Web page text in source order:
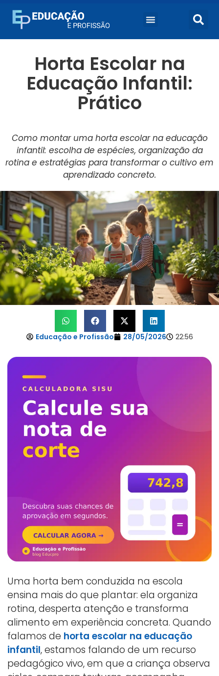
Horta Escolar na
Educação Infantil:
Prático
Como montar uma horta escolar na educação
infantil: escolha de espécies, organização da
rotina e estratégias para transformar o cultivo em
aprendizado concreto.
Educação e Profissão 28/05/2026 22:56
Uma horta bem conduzida na escola
ensina mais do que plantar: ela organiza
rotina, desperta atenção e transforma
alimento em experiência concreta. Quando
falamos de horta escolar na educação
infantil, estamos falando de um recurso
pedagógico vivo, em que a criança observa